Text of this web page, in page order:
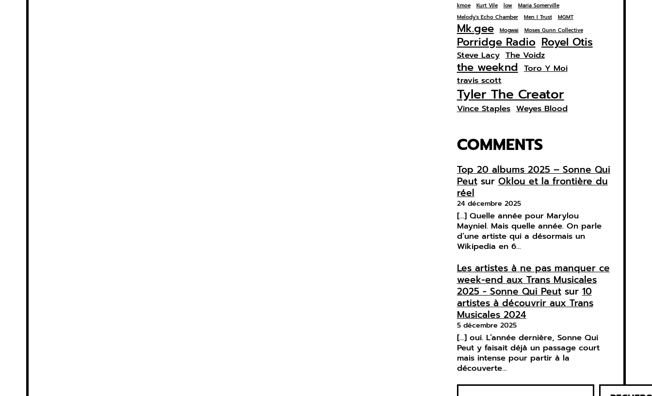
kmoe Kurt Vile low
Maria Somerville
Melody's Echo Chamber
Men I Trust MGMT
Mk.gee Mogwai Moses Gunn Collective
Porridge Radio Royel Otis
Steve Lacy The Voidz
the weeknd Toro Y Moi
travis scott
Tyler The Creator
Vince Staples Weyes Blood
COMMENTS
Top 20 albums 2025 – Sonne Qui
PeutsurOklou et la frontière du
réel
24 décembre 2025
[…] Quelle année pour Marylou
Mayniel. Mais quelle année. On parle
d’une artiste qui a désormais un
Wikipedia en 6…
Les artistes à ne pas manquer ce
week-end aux Trans Musicales
2025 - Sonne Qui Peutsur10
artistes à découvrir aux Trans
Musicales 2024
5 décembre 2025
[…] oui. L’année dernière, Sonne Qui
Peut y faisait déjà un passage court
mais intense pour partir à la
découverte…
R